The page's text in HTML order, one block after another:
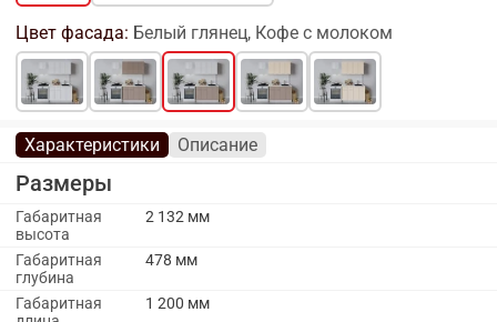
Цвет фасада: Белый глянец, Кофе с молоком
Характеристики Описание
Размеры
Габаритная
высота
2 132 мм
Габаритная
глубина
478 мм
Габаритная
1 200 мм